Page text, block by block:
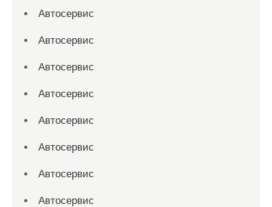
Автосервис
Автосервис
Автосервис
Автосервис
Автосервис
Автосервис
Автосервис
Автосервис